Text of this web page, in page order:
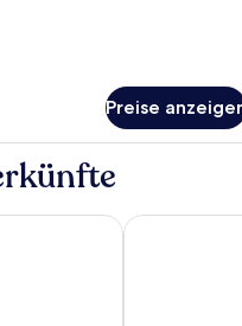
Preise
Patong BeachFour Points